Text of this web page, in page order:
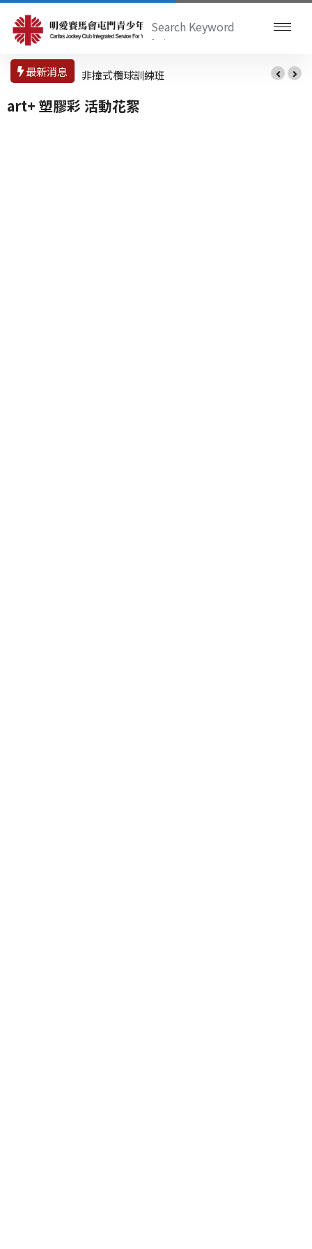
最新消息
非撞式欖球訓練班園藝魔法舒壓瓶工
art+ 塑膠彩 活動花絮